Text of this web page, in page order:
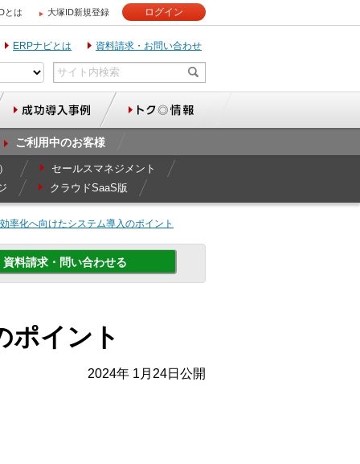
とは 大塚ID新規登録 ログイン
ERPナビとは 資料請求・お問い合わせ
ご利用中のお客様
セールスマネジメント
クラウドSaaS版
率化へ向けたシステム導入のポイント
資料請求・問い合わせる
ポイント
2024年 1月24日公開